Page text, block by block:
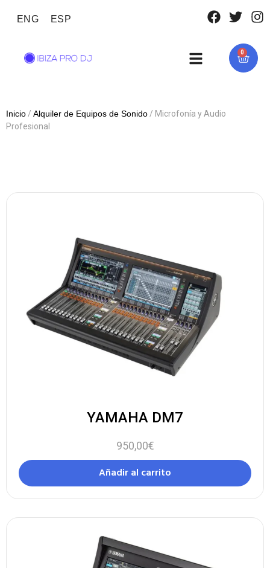
ENG ESP
0
Inicio / Alquiler de Equipos de Sonido / Microfonía y Audio
Profesional
YAMAHA DM7
950,00€
Añadir al carrito